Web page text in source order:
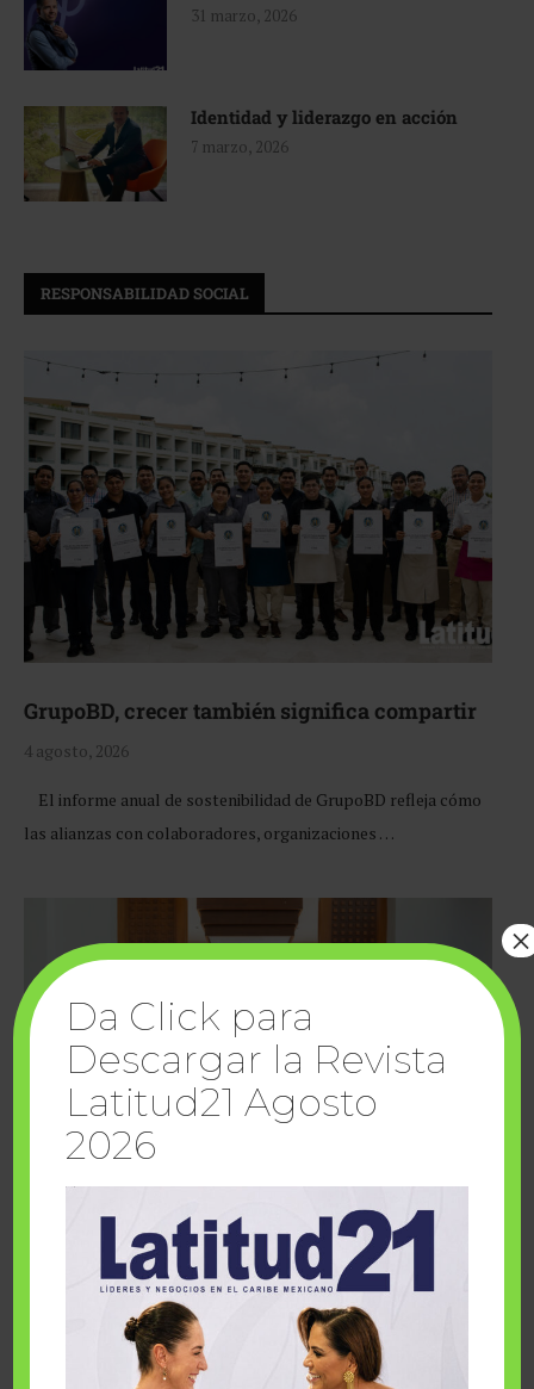
31 marzo, 2026
Identidad y liderazgo en acción
7 marzo, 2026
RESPONSABILIDAD SOCIAL
GrupoBD, crecer también significa compartir
4 agosto, 2026
El informe anual de sostenibilidad de GrupoBD refleja cómo
las alianzas con colaboradores, organizaciones …
Cuando la solidaridad inspira; cumplen
sueños Fairmont Mayakoba y Make-A-Wish
Da Click para
Descargar la Revista
Latitud21 Agosto
2026
×